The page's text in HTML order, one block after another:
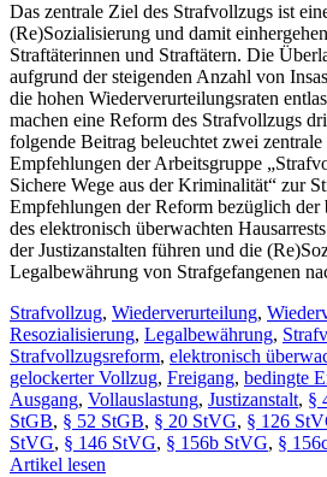
Das zentrale Ziel des Strafvollzugs ist
(Re)Sozialisierung und damit
Straftäterinnen und Straftätern. Die
aufgrund der steigenden Anzahl von
die hohen Wiederverurteilungsraten
machen eine Reform des Strafvollzugs
folgende Beitrag beleuchtet zwei
Empfehlungen der Arbeitsgruppe
Sichere Wege aus der Kriminalität“ zur
Empfehlungen der Reform bezüglich der
des elektronisch überwachten
der Justizanstalten führen und die
Legalbewährung von Strafgefangenen
Strafvollzug, Wiederverurteilung,
Resozialisierung, Legalbewährung,
Strafvollzugsreform, elektronisch
gelockerter Vollzug, Freigang, bedingte
Ausgang, Vollauslastung, Justizanstalt, §
StGB, § 52 StGB, § 20 StVG, § 126
StVG, § 146 StVG, § 156b StVG, §
Artikel lesen